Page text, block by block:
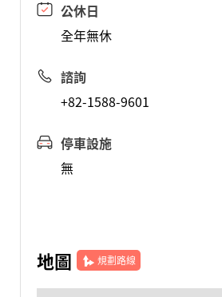
公休日
全年無休
諮詢
+82-1588-9601
停車設施
無
地圖 規劃路線